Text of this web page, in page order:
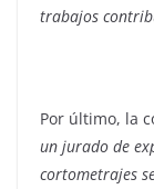
trabajos
Por último, la
un jurado de
cortometrajes